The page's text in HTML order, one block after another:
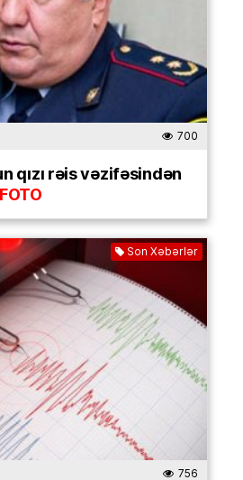
700
qızı rəis vəzifəsindən
FOTO
Son Xəbərlər
756